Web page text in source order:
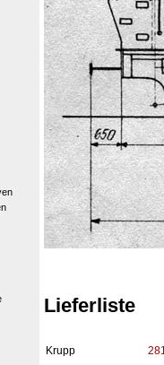
Lieferliste
Krupp